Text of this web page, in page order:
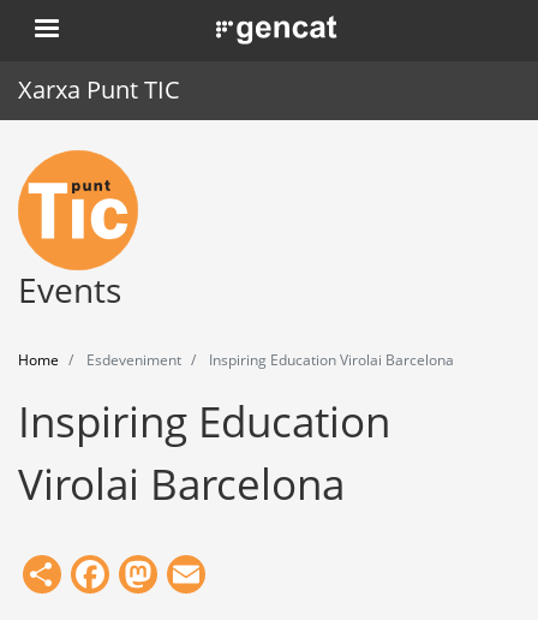
Skip
to
. Obre en una nova finestra.
Xarxa Punt TIC
Home
Punt TIC
News
Tools
Events
Home Esdeveniment Inspiring Education Virolai Barcelona
Inspiring Education
Virolai Barcelona
ShareFacebook
Mastodon